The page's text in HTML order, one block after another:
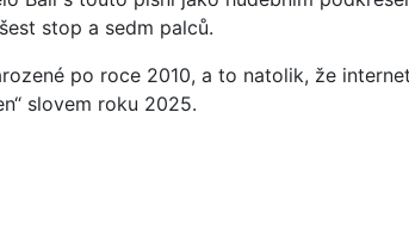
stop a sedm palců.
po roce 2010, a to natolik, že
slovem roku 2025.